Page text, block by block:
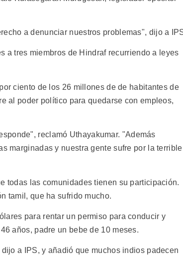
a denunciar nuestros problemas", dijo a
a tres miembros de Hindraf recurriendo a leyes
ciento de los 26 millones de de habitantes de
al poder político para quedarse con empleos,
reclamó Uthayakumar. "Además
marginadas y nuestra gente sufre por la terrible
todas las comunidades tienen su participación.
tamil, que ha sufrido mucho.
para rentar un permiso para conducir y
años, padre un bebe de 10 meses.
a IPS, y añadió que muchos indios padecen